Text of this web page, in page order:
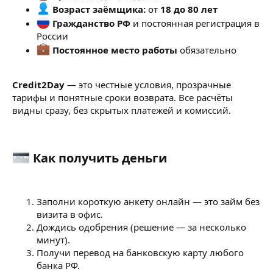
Возраст заёмщика: от 18 до 80 лет
Гражданство РФ и постоянная регистрация в
России
Постоянное место работы обязательно
Credit2Day — это честные условия, прозрачные
тарифы и понятные сроки возврата. Все расчёты
видны сразу, без скрытых платежей и комиссий.
Как получить деньги​
Заполни короткую анкету онлайн — это займ без
визита в офис.
Дождись одобрения (решение — за несколько
минут).
Получи перевод на банковскую карту любого
банка РФ.